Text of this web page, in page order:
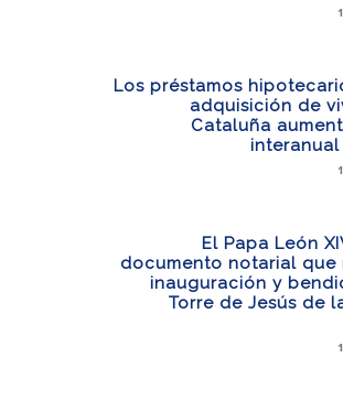
Los préstamos
adquisición de
Cataluña
El Papa León
documento notarial que
inauguración y
Torre de Jesús de